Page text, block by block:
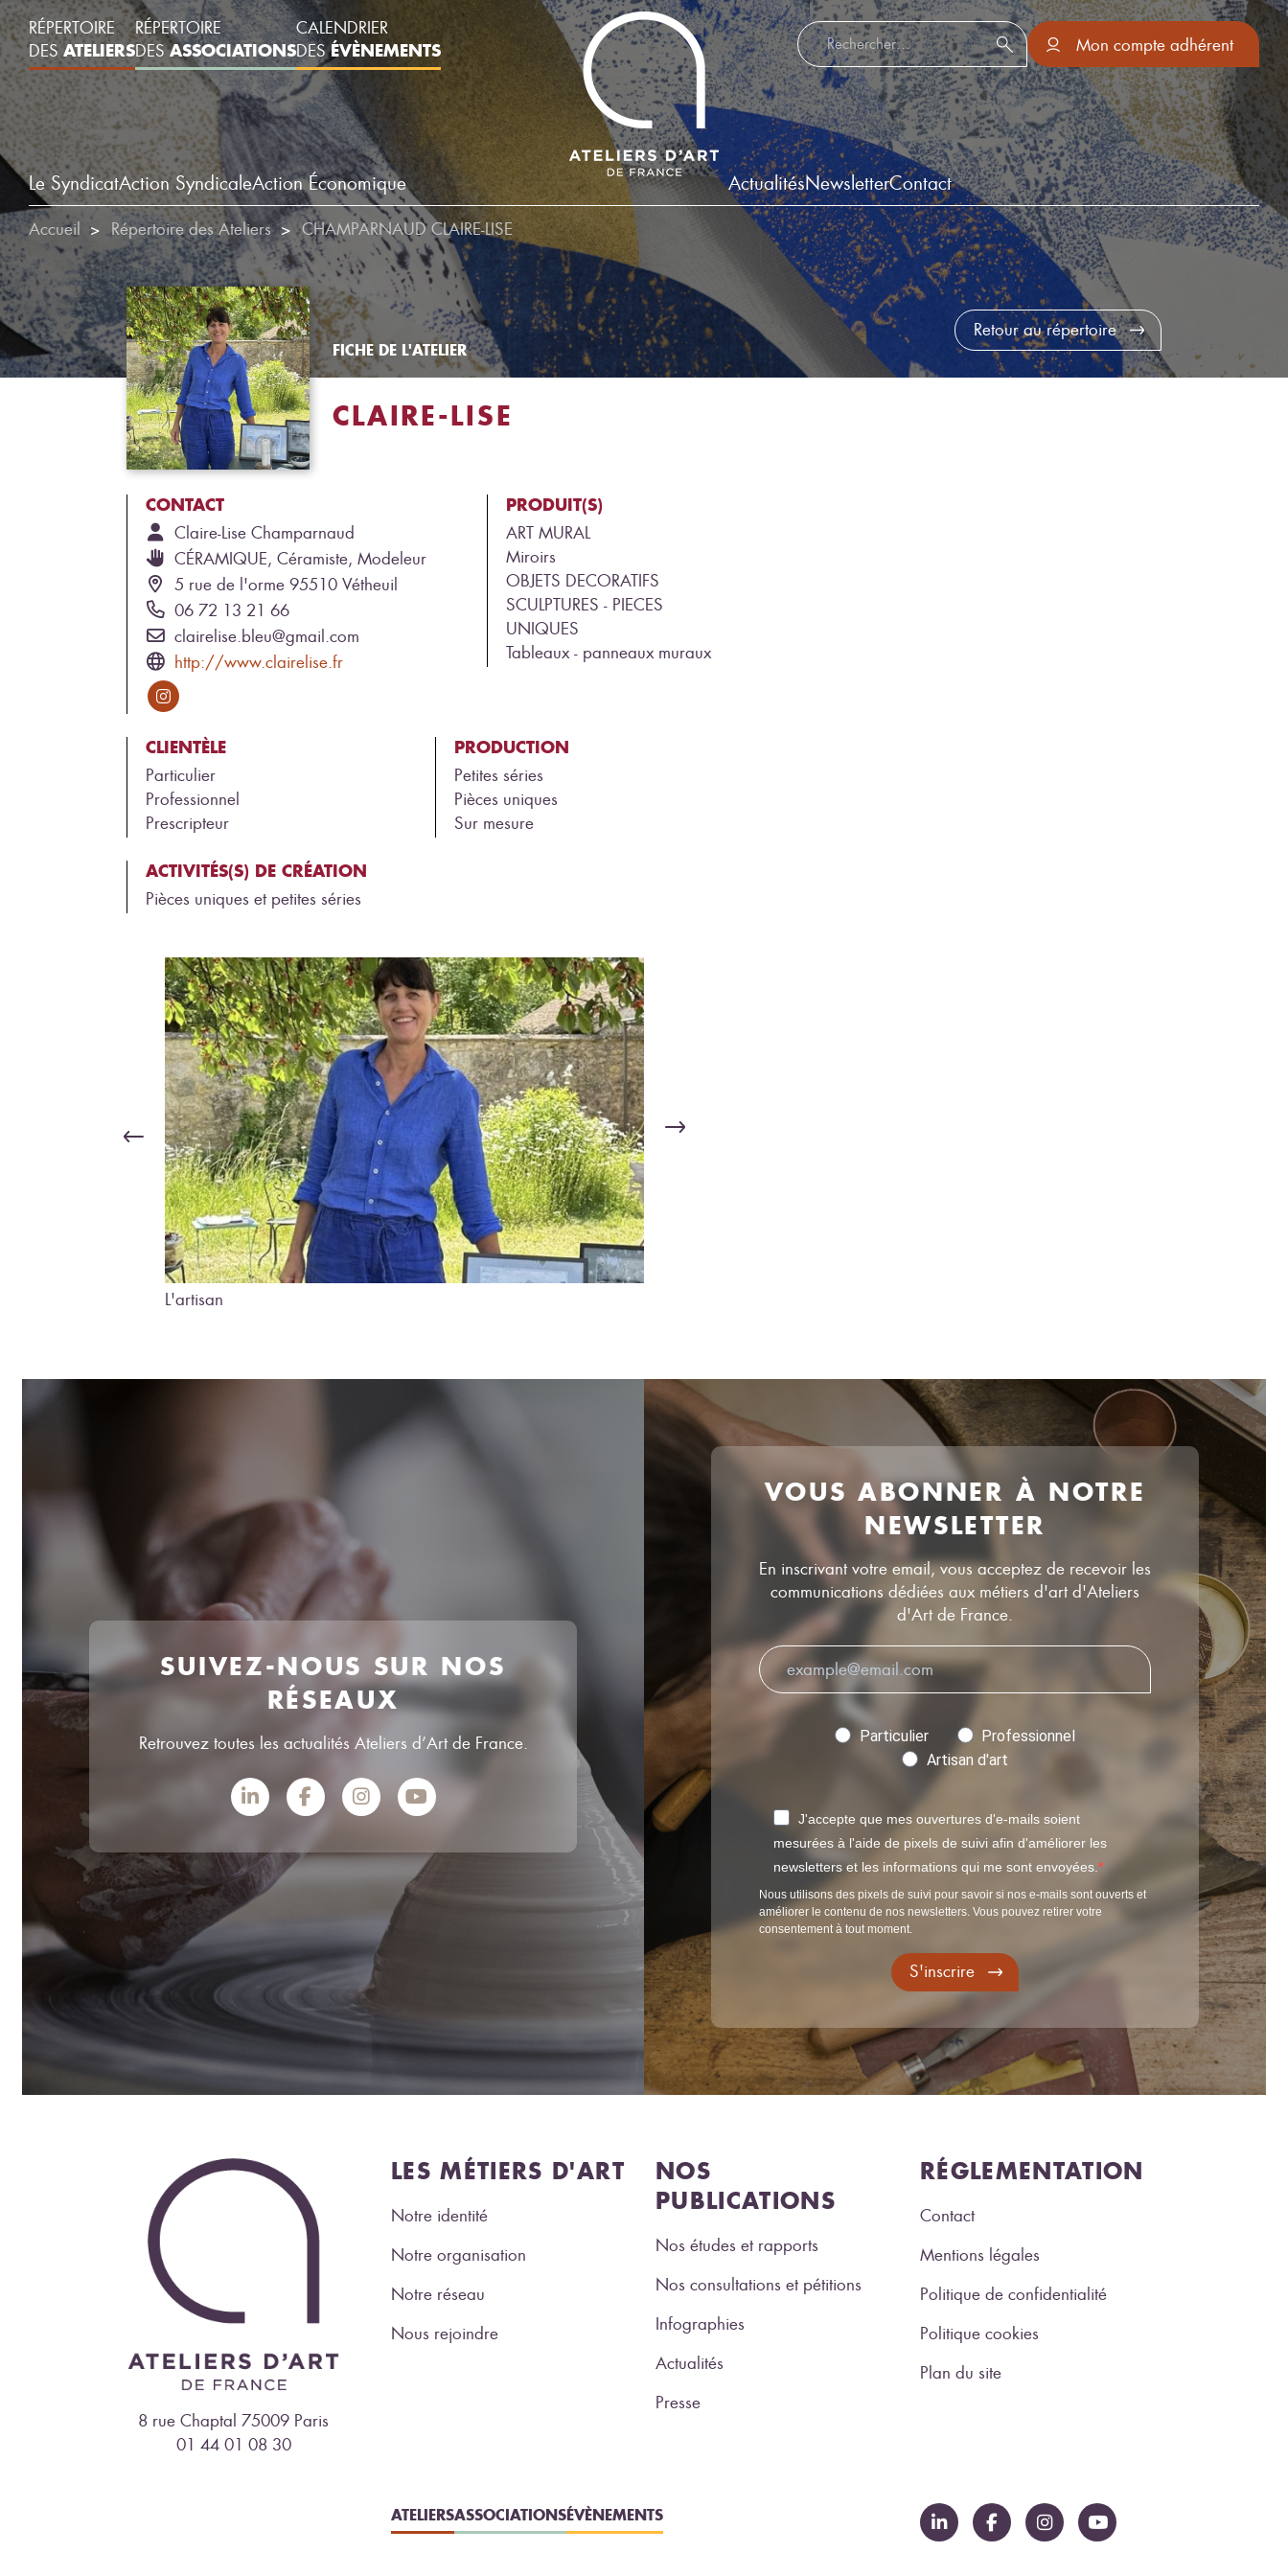
RÉPERTOIRE
DESATELIERS
RÉPERTOIRE
DESASSOCIATIONS
CALENDRIER
DESÉVÈNEMENTS
Le SyndicatAction SyndicaleAction Économique
Rechercher :
Mon compte adhérent
ActualitésNewsletterContact
Accueil Répertoire des Ateliers CHAMPARNAUD CLAIRE-LISE
FICHE DE L'ATELIER
CLAIRE-LISE
CONTACT
Claire-Lise Champarnaud
CÉRAMIQUE, Céramiste, Modeleur
5 rue de l'orme 95510 Vétheuil
06 72 13 21 66
clairelise.bleu@gmail.com
http://www.clairelise.fr
PRODUIT(S)
ART MURAL
Miroirs
OBJETS DECORATIFS
SCULPTURES - PIECES
UNIQUES
Tableaux - panneaux muraux
CLIENTÈLE
Particulier
Professionnel
Prescripteur
PRODUCTION
Petites séries
Pièces uniques
Sur mesure
ACTIVITÉS(S) DE CRÉATION
Pièces uniques et petites séries
L'artisan
Retour au répertoire
SUIVEZ-NOUS SUR NOS
RÉSEAUX
Retrouvez toutes les actualités Ateliers d’Art de France.
VOUS ABONNER À NOTRE
NEWSLETTER
En inscrivant votre email, vous acceptez de recevoir les
communications dédiées aux métiers d'art d'Ateliers
d'Art de France.
Particulier
Professionnel
Artisan d'art
J'accepte que mes ouvertures d'e-mails soient
mesurées à l'aide de pixels de suivi afin d'améliorer les
newsletters et les informations qui me sont envoyées.
Nous utilisons des pixels de suivi pour savoir si nos e-mails sont ouverts et
améliorer le contenu de nos newsletters. Vous pouvez retirer votre
consentement à tout moment.
S'inscrire
8 rue Chaptal 75009 Paris
01 44 01 08 30
LES MÉTIERS D'ART
Notre identité
Notre organisation
Notre réseau
Nous rejoindre
NOS
PUBLICATIONS
Nos études et rapports
Nos consultations et pétitions
Infographies
Actualités
Presse
RÉGLEMENTATION
Contact
Mentions légales
Politique de confidentialité
Politique cookies
Plan du site
ATELIERSASSOCIATIONSÉVÈNEMENTS